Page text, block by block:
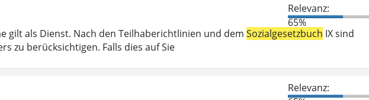
Relevanz:
65%
gilt als Dienst. Nach den Teilhaberichtlinien und dem Sozialgesetzbuch IX sind
zu berücksichtigen. Falls dies auf Sie
Relevanz: